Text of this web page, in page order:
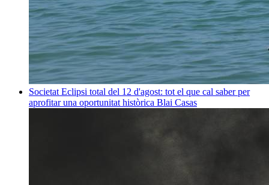
Societat Eclipsi total del 12 d'agost: tot el que cal saber per
aprofitar una oportunitat històrica Blai Casas